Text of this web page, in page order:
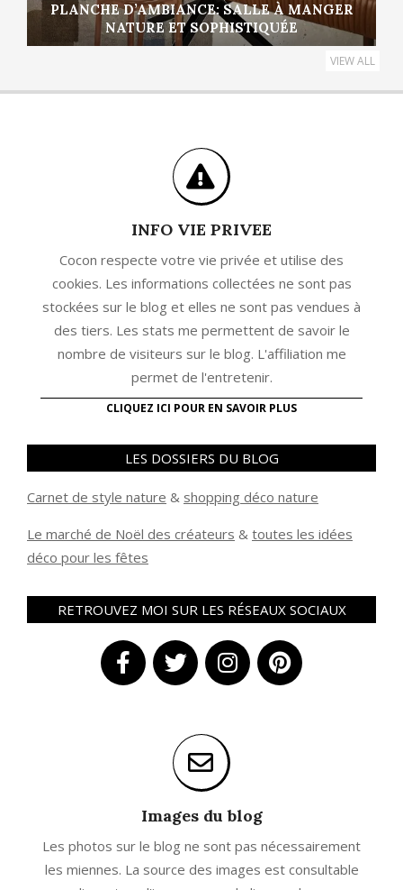
PLANCHE D’AMBIANCE: SALLE À MANGER
NATURE ET SOPHISTIQUÉE
VIEW ALL
INFO VIE PRIVEE
Cocon respecte votre vie privée et utilise des
cookies. Les informations collectées ne sont pas
stockées sur le blog et elles ne sont pas vendues à
des tiers. Les stats me permettent de savoir le
nombre de visiteurs sur le blog. L'affiliation me
permet de l'entretenir.
CLIQUEZ ICI POUR EN SAVOIR PLUS
LES DOSSIERS DU BLOG
Carnet de style nature & shopping déco nature
Le marché de Noël des créateurs & toutes les idées
déco pour les fêtes
RETROUVEZ MOI SUR LES RÉSEAUX SOCIAUX
Images du blog
Les photos sur le blog ne sont pas nécessairement
les miennes. La source des images est consultable